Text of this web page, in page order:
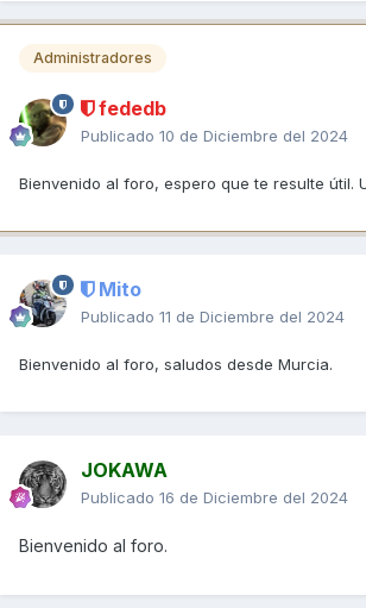
Administradores
fededb
Publicado 10 de Diciembre del 2024
Bienvenido al foro, espero que te resulte útil.
Mito
Publicado 11 de Diciembre del 2024
Bienvenido al foro, saludos desde Murcia.
JOKAWA
Publicado 16 de Diciembre del 2024
Bienvenido al foro.